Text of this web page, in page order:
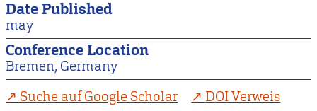
Date Published
may
Conference Location
Bremen, Germany
Suche auf Google Scholar
DOI Verweis